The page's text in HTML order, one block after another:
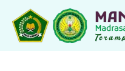
konten